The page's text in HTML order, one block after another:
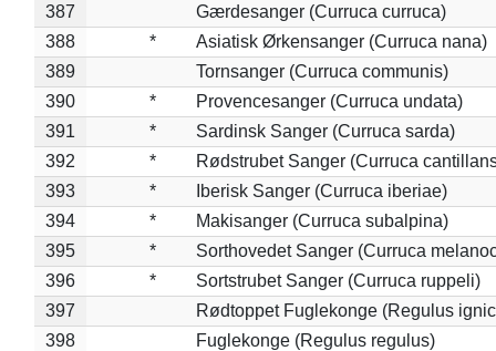
387
Gærdesanger (Curruca curruca)
388
*
Asiatisk Ørkensanger (Curruca nana)
389
Tornsanger (Curruca communis)
390
*
Provencesanger (Curruca undata)
391
*
Sardinsk Sanger (Curruca sarda)
392
*
Rødstrubet Sanger (Curruca
393
*
Iberisk Sanger (Curruca iberiae)
394
*
Makisanger (Curruca subalpina)
395
*
Sorthovedet Sanger (Curruca
396
*
Sortstrubet Sanger (Curruca ruppeli)
397
Rødtoppet Fuglekonge (Regulus
398
Fuglekonge (Regulus regulus)